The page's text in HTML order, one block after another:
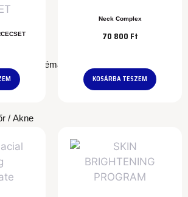
problémák
/ Akne
Neck Complex
70 800 Ft
KOSÁRBA TESZEM